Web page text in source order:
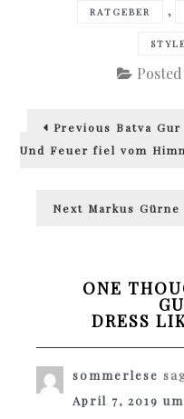
RATGEBER ,
Previous Previous
Batya Gur
Und Feuer fiel vom
Next Next
Markus
ONE
DRESS
sommerlese
April 7, 2019